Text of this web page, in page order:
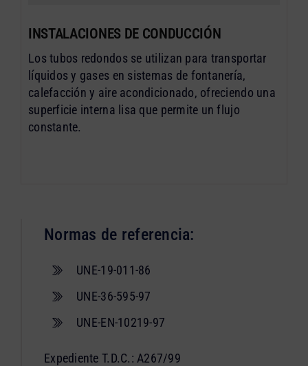
INSTALACIONES DE CONDUCCIÓN
Los tubos redondos se utilizan para transportar
líquidos y gases en sistemas de fontanería,
calefacción y aire acondicionado, ofreciendo una
superficie interna lisa que permite un flujo
constante.
Normas de referencia:
UNE-19-011-86
UNE-36-595-97
UNE-EN-10219-97
Expediente T.D.C.: A267/99